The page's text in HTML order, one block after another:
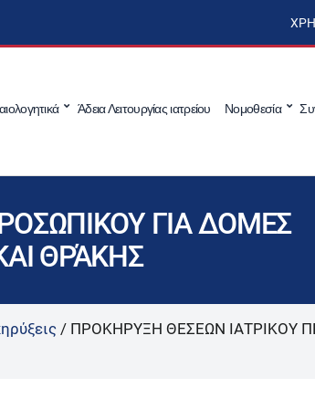
Άδεια Λειτουργίας ιατρείου Νομοθεσία
ΓΙΑ ΔΟΜΕΣ
ΘΡΆΚΗΣ
/ ΠΡΟΚΗΡΥΞΗ ΘΕΣΕΩΝ ΙΑΤΡΙΚΟΥ